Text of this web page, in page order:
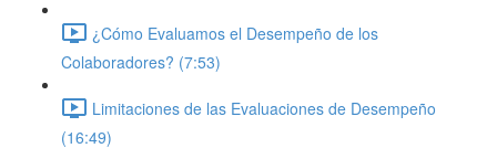
¿Cómo Evaluamos el Desempeño de los
Colaboradores? (7:53)
Limitaciones de las Evaluaciones de Desempeño
(16:49)